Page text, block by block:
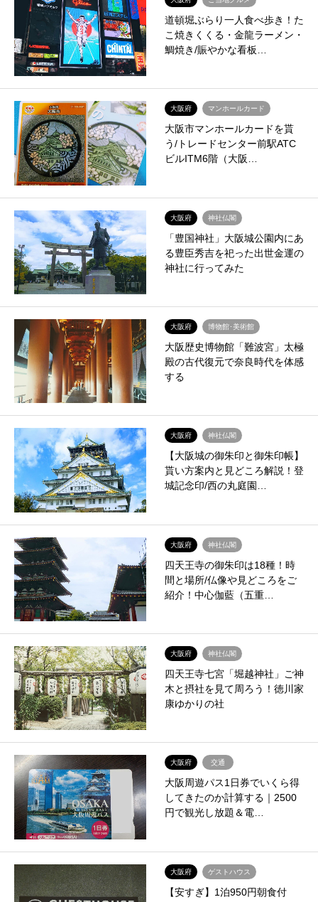
道頓堀ぶらり一人食べ歩き！た
こ焼きくくる・金龍ラーメン・
鯛焼き/賑やかな看板…
大阪府 マンホールカード
大阪市マンホールカードを貰
う/トレードセンター前駅ATC
ビルITM6階（大阪…
大阪府 神社仏閣
「豊国神社」大阪城公園内にあ
る豊臣秀吉を祀った出世金運の
神社に行ってみた
大阪府 博物館･美術館
大阪歴史博物館「難波宮」太極
殿の古代復元で奈良時代を体感
する
大阪府 神社仏閣
【大阪城の御朱印と御朱印帳】
貰い方案内と見どころ解説！登
城記念印/西の丸庭園…
大阪府 神社仏閣
四天王寺の御朱印は18種！時
間と場所/仏像や見どころをご
紹介！中心伽藍（五重…
大阪府 神社仏閣
四天王寺七宮「堀越神社」ご神
木と摂社を見て周ろう！徳川家
康ゆかりの社
大阪府 交通
大阪周遊パス1日券でいくら得
してきたのか計算する｜2500
円で観光し放題＆電…
大阪府 ゲストハウス
【安すぎ】1泊950円朝食付